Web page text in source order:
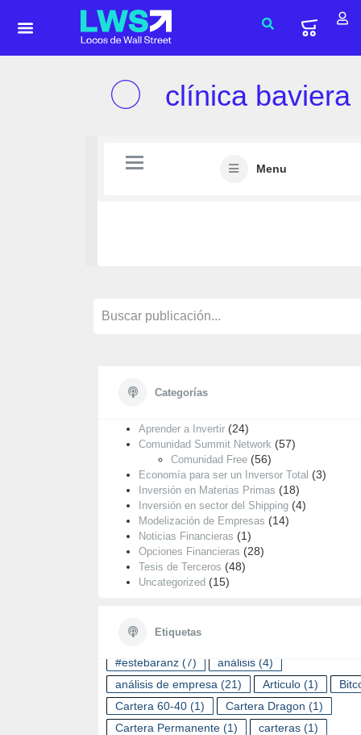
clínica baviera
Menu
Categorías
Categorías
Aprender a Invertir (24)
Comunidad Summit Network (57)
Comunidad Free (56)
Economía para ser un Inversor Total (3)
Inversión en Materias Primas (18)
Inversión en sector del Shipping (4)
Modelización de Empresas (14)
Noticias Financieras (1)
Opciones Financieras (28)
Tesis de Terceros (48)
Uncategorized (15)
Etiquetas
ETIQUETAS
#estebaranz (7) análisis (4)
análisis de empresa (21) Articulo (1)
Cartera 60-40 (1) Cartera Dragon (1)
Cartera Permanente (1) carteras (1)